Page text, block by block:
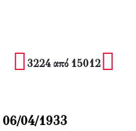
3224 από 15012
06/04/1933